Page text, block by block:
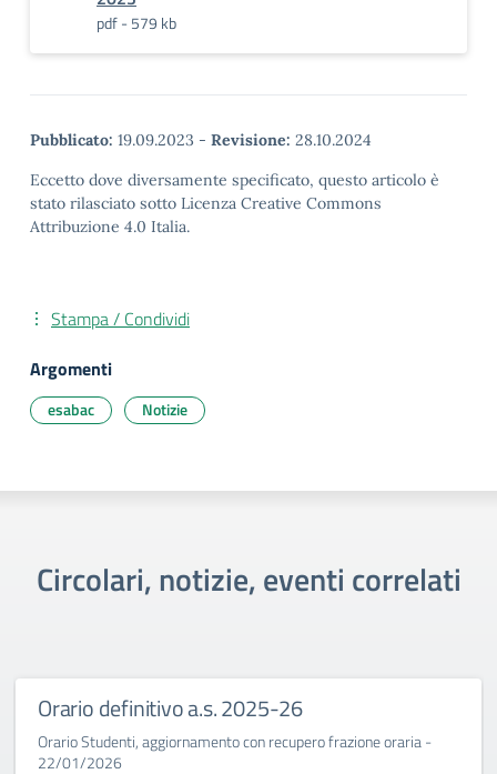
pdf - 579 kb
Pubblicato: 19.09.2023 - Revisione: 28.10.2024
Eccetto dove diversamente specificato, questo articolo è
stato rilasciato sotto Licenza Creative Commons
Attribuzione 4.0 Italia.
Stampa / Condividi
Argomenti
esabac Notizie
Circolari, notizie, eventi correlati
Orario definitivo a.s. 2025-26
Orario Studenti, aggiornamento con recupero frazione oraria -
22/01/2026